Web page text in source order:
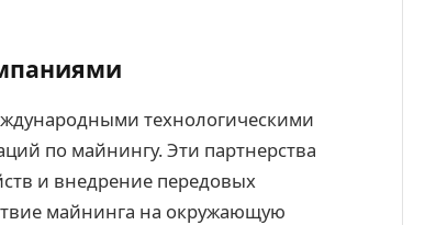
технологическими
по майнингу. Эти партнерства
и внедрение передовых
майнинга на окружающую